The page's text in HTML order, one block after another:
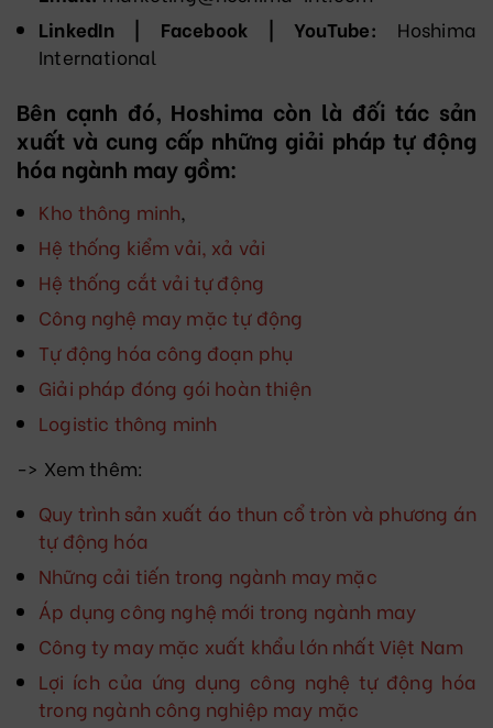
LinkedIn | Facebook | YouTube: Hoshima
International
Bên cạnh đó, Hoshima còn là đối tác sản
xuất và cung cấp những giải pháp tự động
hóa ngành may gồm:
Kho thông minh,
Hệ thống kiểm vải, xả vải
Hệ thống cắt vải tự động
Công nghệ may mặc tự động
Tự động hóa công đoạn phụ
Giải pháp đóng gói hoàn thiện
Logistic thông minh
-> Xem thêm:
Quy trình sản xuất áo thun cổ tròn và phương án
tự động hóa
Những cải tiến trong ngành may mặc
Áp dụng công nghệ mới trong ngành may
Công ty may mặc xuất khẩu lớn nhất Việt Nam
Lợi ích của ứng dụng công nghệ tự động hóa
trong ngành công nghiệp may mặc